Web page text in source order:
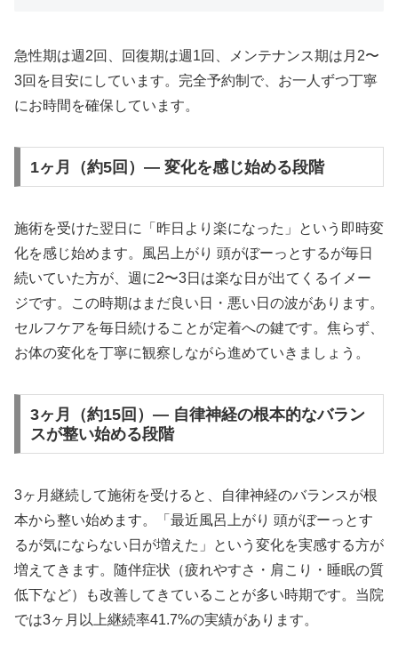
急性期は週2回、回復期は週1回、メンテナンス期は月2〜
3回を目安にしています。完全予約制で、お一人ずつ丁寧
にお時間を確保しています。
1ヶ月（約5回）— 変化を感じ始める段階
施術を受けた翌日に「昨日より楽になった」という即時変
化を感じ始めます。風呂上がり 頭がぼーっとするが毎日
続いていた方が、週に2〜3日は楽な日が出てくるイメー
ジです。この時期はまだ良い日・悪い日の波があります。
セルフケアを毎日続けることが定着への鍵です。焦らず、
お体の変化を丁寧に観察しながら進めていきましょう。
3ヶ月（約15回）— 自律神経の根本的なバラン
スが整い始める段階
3ヶ月継続して施術を受けると、自律神経のバランスが根
本から整い始めます。「最近風呂上がり 頭がぼーっとす
るが気にならない日が増えた」という変化を実感する方が
増えてきます。随伴症状（疲れやすさ・肩こり・睡眠の質
低下など）も改善してきていることが多い時期です。当院
では3ヶ月以上継続率41.7%の実績があります。